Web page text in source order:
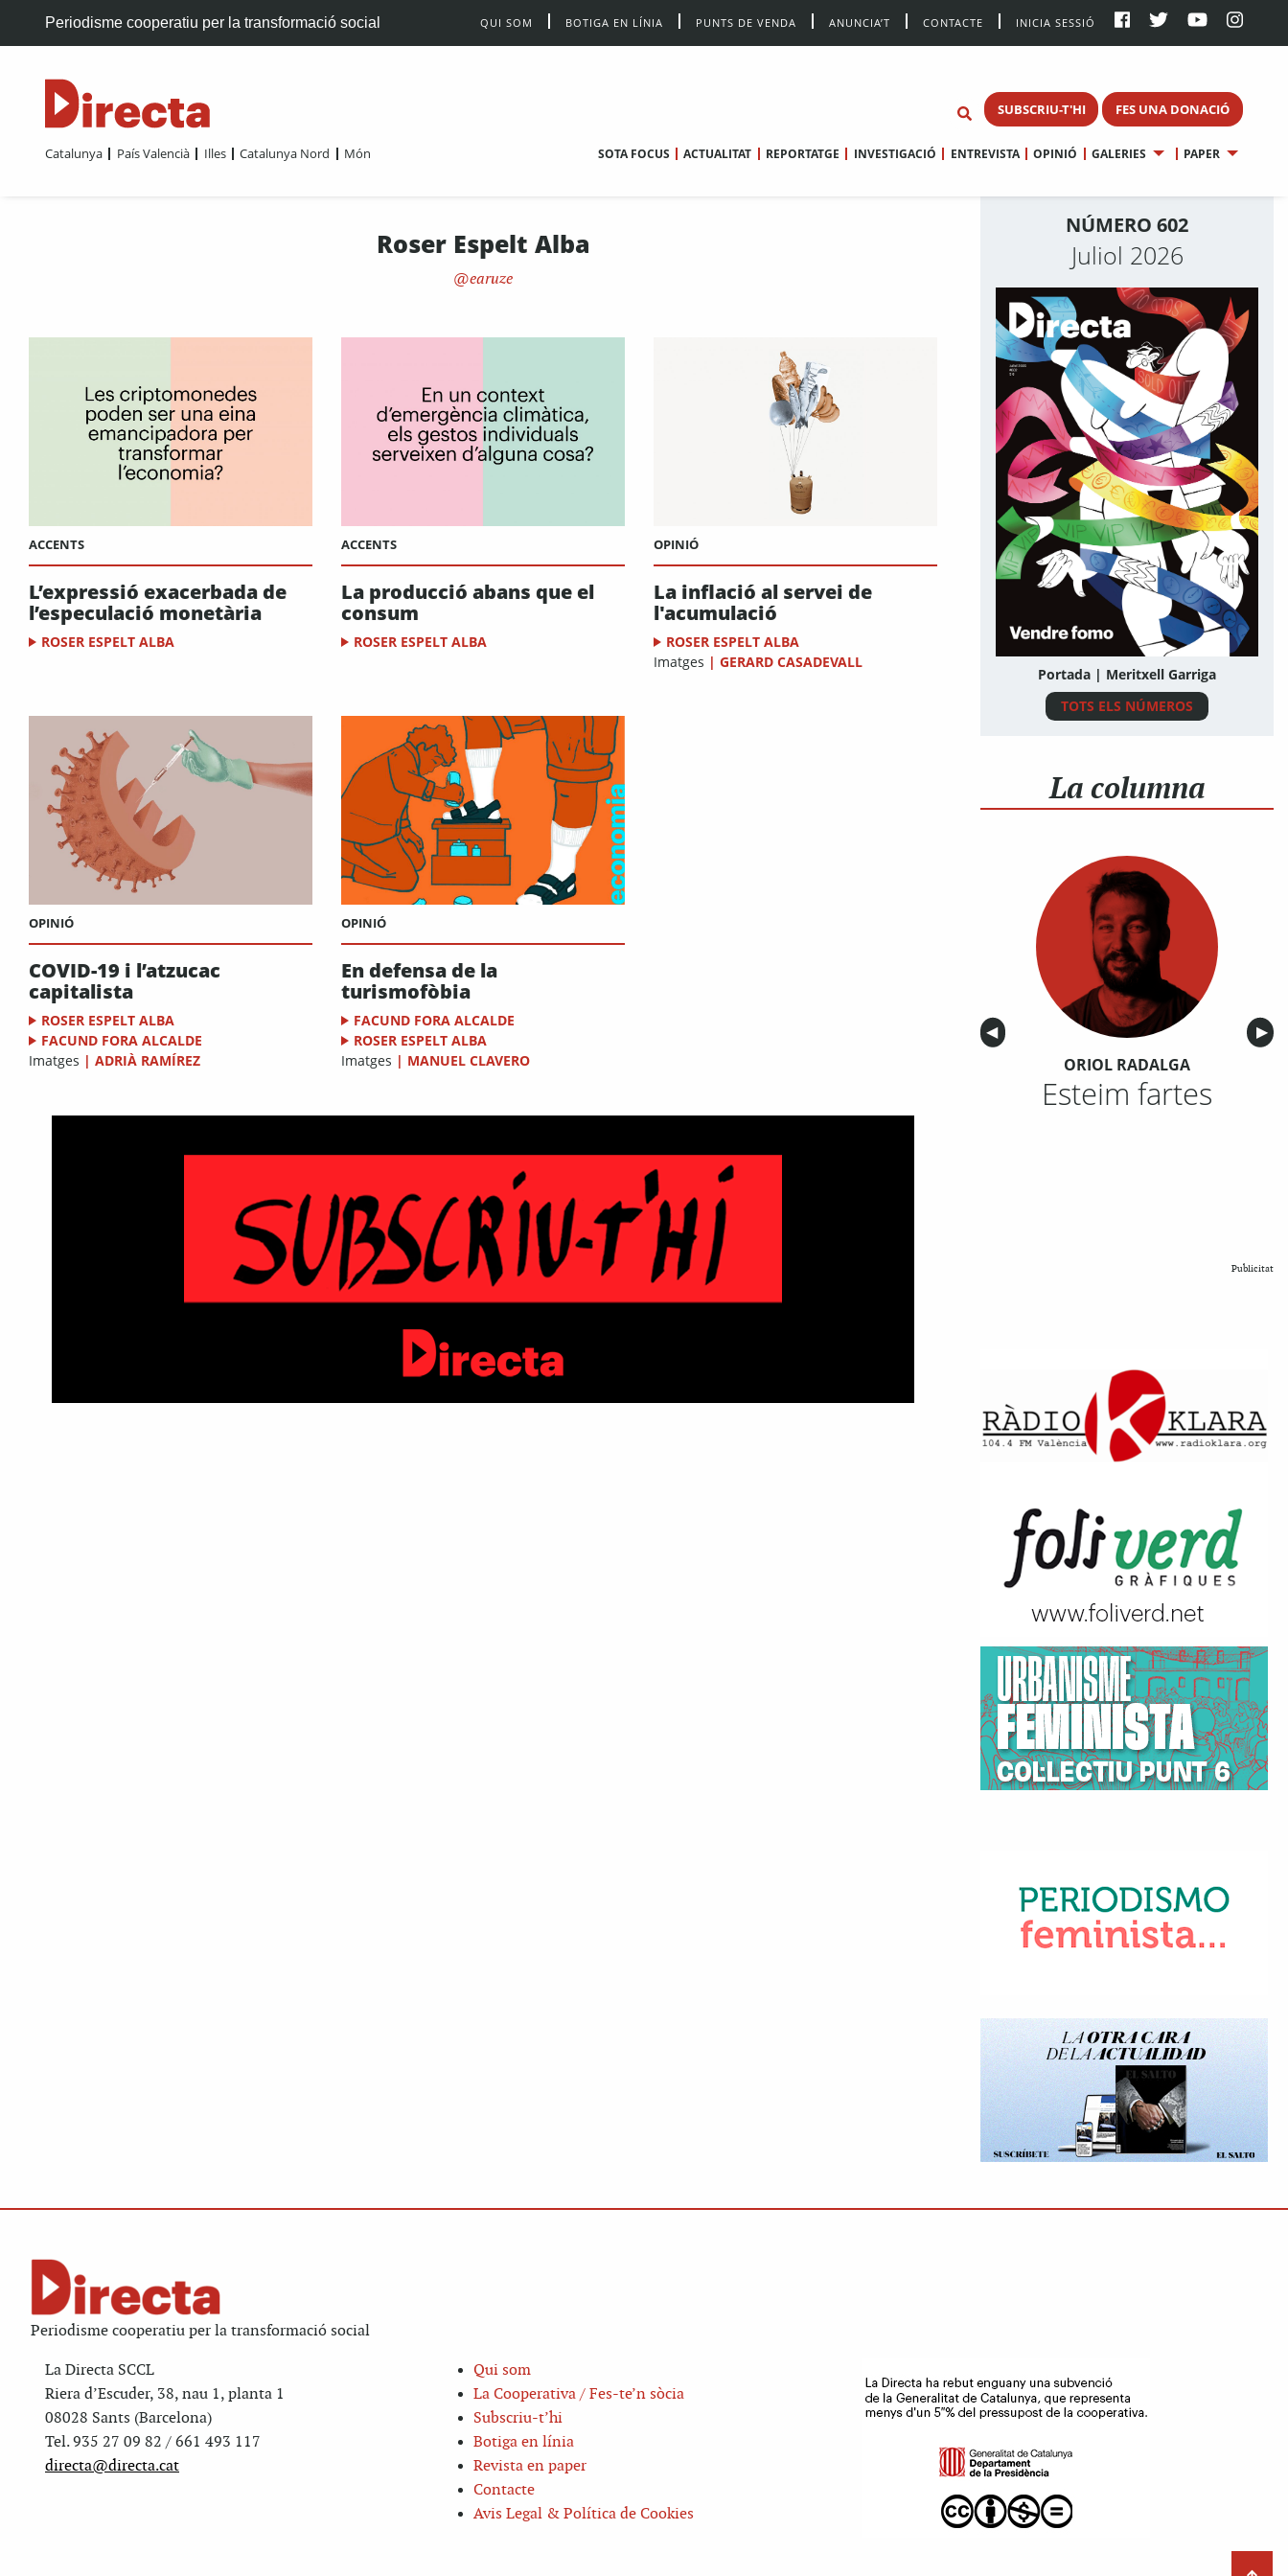
Periodisme cooperatiu per la transformació social QUI SOM BOTIGA EN LÍNIA PUNTS DE VENDA ANUNCIA’T CONTACTE INICIA SESSIÓ
SUBSCRIU-T'HI FES UNA DONACIÓ
Catalunya País Valencià Illes Catalunya Nord Món SOTA FOCUS ACTUALITAT REPORTATGE INVESTIGACIÓ ENTREVISTA OPINIÓ GALERIES PAPER
Roser Espelt Alba
earuze
ACCENTS
L’expressió exacerbada de
l’especulació monetària
ROSER ESPELT ALBA
ACCENTS
La producció abans que el
consum
ROSER ESPELT ALBA
OPINIÓ
La inflació al servei de
l'acumulació
ROSER ESPELT ALBA
Imatges | GERARD CASADEVALL
OPINIÓ
COVID-19 i l’atzucac
capitalista
ROSER ESPELT ALBA
FACUND FORA ALCALDE
Imatges | ADRIÀ RAMÍREZ
OPINIÓ
En defensa de la
turismofòbia
FACUND FORA ALCALDE
ROSER ESPELT ALBA
Imatges | MANUEL CLAVERO
NÚMERO 602
Juliol 2026
Portada | Meritxell Garriga
TOTS ELS NÚMEROS
La columna
Anterior
◀︎ ▶︎
ORIOL RADALGA
Esteim fartes
Publicitat
Periodisme cooperatiu per la transformació social
La Directa SCCL
Riera d’Escuder, 38, nau 1, planta 1
08028 Sants (Barcelona)
Tel. 935 27 09 82 / 661 493 117
directa@directa.cat
Qui som
La Cooperativa / Fes-te’n sòcia
Subscriu-t’hi
Botiga en línia
Revista en paper
Contacte
Avis Legal & Política de Cookies